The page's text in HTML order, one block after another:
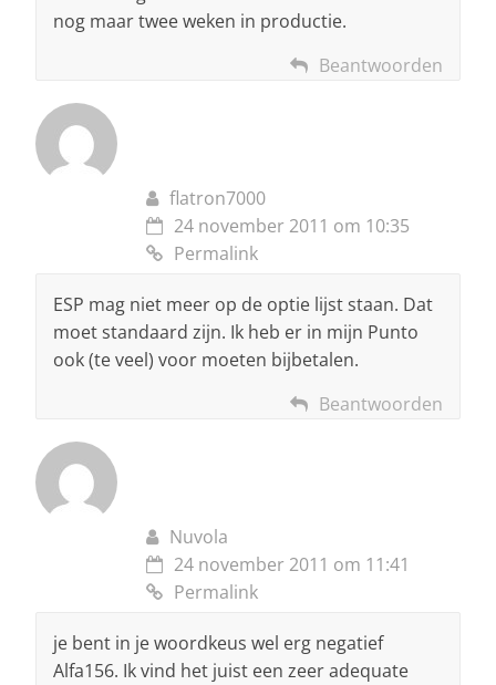
nog maar twee weken in productie.
Beantwoorden
flatron7000
24 november 2011 om 10:35
Permalink
ESP mag niet meer op de optie lijst staan. Dat
moet standaard zijn. Ik heb er in mijn Punto
ook (te veel) voor moeten bijbetalen.
Beantwoorden
Nuvola
24 november 2011 om 11:41
Permalink
je bent in je woordkeus wel erg negatief
Alfa156. Ik vind het juist een zeer adequate